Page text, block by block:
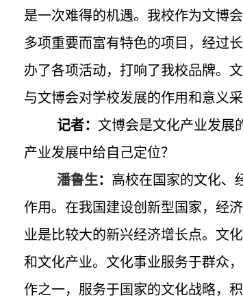
是一次难得的机遇。我校作为文博
多项重要而富有特色的项目，经过
办了各项活动，打响了我校品牌。
与文博会对学校发展的作用和意义
记者： 文博会是文化产业发展
产业发展中给自己定位？
潘鲁生： 高校在国家的文化、
作用。在我国建设创新型国家，经
业是比较大的新兴经济增长点。文
和文化产业。文化事业服务于群众
作之一，服务于国家的文化战略，